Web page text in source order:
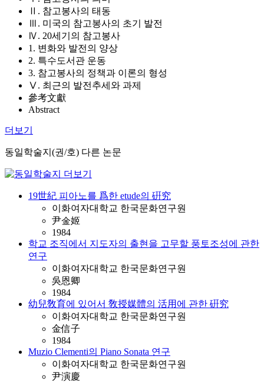
Ⅱ. 참고봉사의 태동
Ⅲ. 미국의 참고봉사의 초기 발전
Ⅳ. 20세기의 참고봉사
1. 변화와 발전의 양상
2. 특수도서관 운동
3. 참고봉사의 정책과 이론의 형성
Ⅴ. 최근의 발전추세와 과제
參考文獻
Abstract
더보기
동일학술지(권/호) 다른 논문
19世紀 피아노를 爲한 etude의 硏究
이화여자대학교 한국문화연구원
尹金姬
1984
학교 조직에서 지도자의 출현을 고무할 풍토조성에 관한
연구
이화여자대학교 한국문화연구원
吳恩卿
1984
幼兒敎育에 있어서 敎授媒體의 活用에 관한 硏究
이화여자대학교 한국문화연구원
金信子
1984
Muzio Clementi의 Piano Sonata 연구
이화여자대학교 한국문화연구원
尹演慶